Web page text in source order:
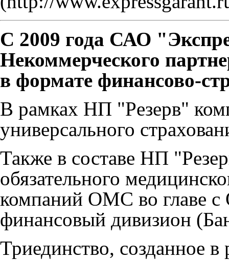
С 2009 года САО
Некоммерческого
в формате финансово-
В рамках НП "Рeзерв"
универсального
Также в составе НП
обязательного
компаний ОМС во
финансовый дивизион
Триединство, созданное